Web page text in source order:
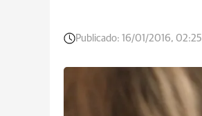
Publicado: 16/01/2016, 02:25